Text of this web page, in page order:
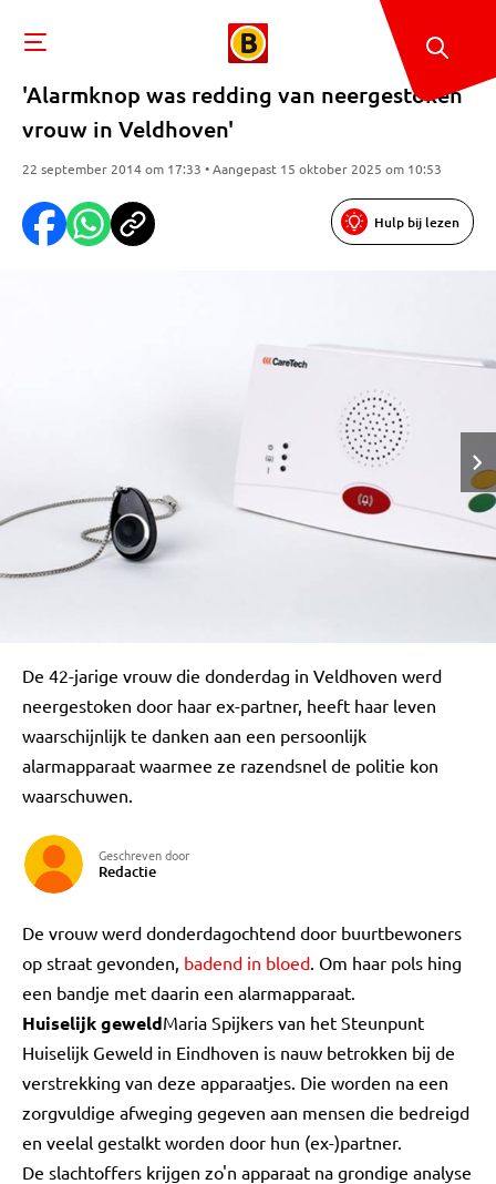
'Alarmknop was redding van neergestoken
vrouw in Veldhoven'
22 september 2014 om 17:33 • Aangepast 15 oktober 2025 om 10:53
Hulp bij lezen
De 42-jarige vrouw die donderdag in Veldhoven werd
neergestoken door haar ex-partner, heeft haar leven
waarschijnlijk te danken aan een persoonlijk
alarmapparaat waarmee ze razendsnel de politie kon
waarschuwen.
Geschreven door
Redactie
De vrouw werd donderdagochtend door buurtbewoners
op straat gevonden, badend in bloed. Om haar pols hing
een bandje met daarin een alarmapparaat.
Huiselijk geweldMaria Spijkers van het Steunpunt
Huiselijk Geweld in Eindhoven is nauw betrokken bij de
verstrekking van deze apparaatjes. Die worden na een
zorgvuldige afweging gegeven aan mensen die bedreigd
en veelal gestalkt worden door hun (ex-)partner.
De slachtoffers krijgen zo'n apparaat na grondige analyse